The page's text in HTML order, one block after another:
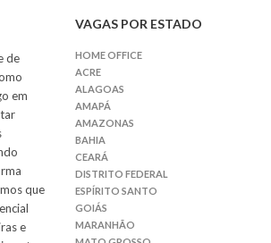
de
em
que
e
VAGAS POR ESTADO
HOME OFFICE
ACRE
ALAGOAS
AMAPÁ
AMAZONAS
BAHIA
CEARÁ
DISTRITO FEDERAL
ESPÍRITO SANTO
GOIÁS
MARANHÃO